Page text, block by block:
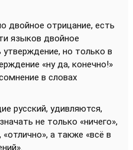
двойное отрицание, есть
языков двойное
но только в
«ну да, конечно!»
в словах
русский, удивляются,
не только «ничего»,
а также «всё в